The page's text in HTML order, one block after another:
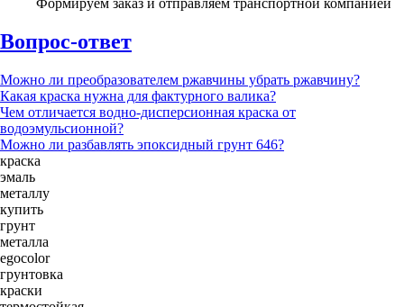
Формируем заказ и отправляем транспортной компанией
Вопрос-ответ
Можно ли преобразователем ржавчины убрать ржавчину?
Какая краска нужна для фактурного валика?
Чем отличается водно-дисперсионная краска от
водоэмульсионной?
Можно ли разбавлять эпоксидный грунт 646?
краска
эмаль
металлу
купить
грунт
металла
egocolor
грунтовка
краски